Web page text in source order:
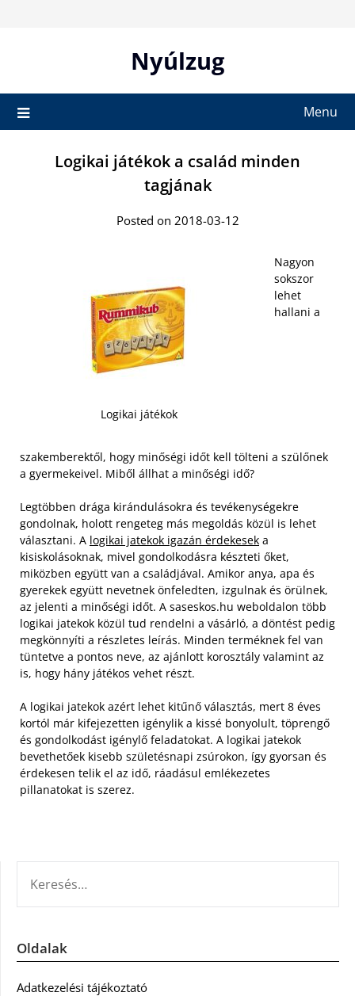
Nyúlzug
Menu
Logikai játékok a család minden
tagjának
Posted on 2018-03-12
Logikai játékok
Nagyon
sokszor
lehet
hallani a
szakemberektől, hogy minőségi időt kell tölteni a szülőnek
a gyermekeivel. Miből állhat a minőségi idő?
Legtöbben drága kirándulásokra és tevékenységekre
gondolnak, holott rengeteg más megoldás közül is lehet
választani. A logikai jatekok igazán érdekesek a
kisiskolásoknak, mivel gondolkodásra készteti őket,
miközben együtt van a családjával. Amikor anya, apa és
gyerekek együtt nevetnek önfeledten, izgulnak és örülnek,
az jelenti a minőségi időt. A saseskos.hu weboldalon több
logikai jatekok közül tud rendelni a vásárló, a döntést pedig
megkönnyíti a részletes leírás. Minden terméknek fel van
tüntetve a pontos neve, az ajánlott korosztály valamint az
is, hogy hány játékos vehet részt.
A logikai jatekok azért lehet kitűnő választás, mert 8 éves
kortól már kifejezetten igénylik a kissé bonyolult, töprengő
és gondolkodást igénylő feladatokat. A logikai jatekok
bevethetőek kisebb születésnapi zsúrokon, így gyorsan és
érdekesen telik el az idő, ráadásul emlékezetes
pillanatokat is szerez.
Oldalak
Adatkezelési tájékoztató